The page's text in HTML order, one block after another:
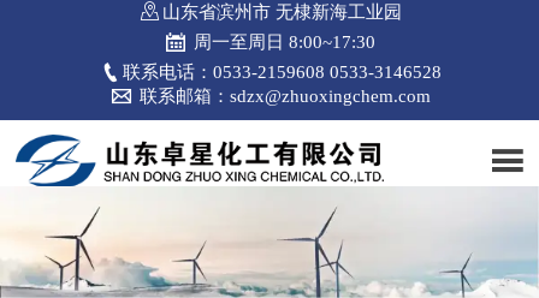
 山东省滨州市 无棣新海工业园
 周一至周日 8:00~17:30
 联系电话：0533-2159608 0533-3146528
 联系邮箱：sdzx@zhuoxingchem.com
